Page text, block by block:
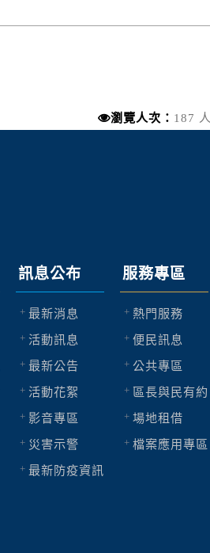
瀏覽人次： 187 人
訊息公布
最新消息
活動訊息
最新公告
活動花絮
影音專區
災害示警
最新防疫資訊
服務專區
熱門服務
便民訊息
公共專區
區長與民有約
場地租借
檔案應用專區